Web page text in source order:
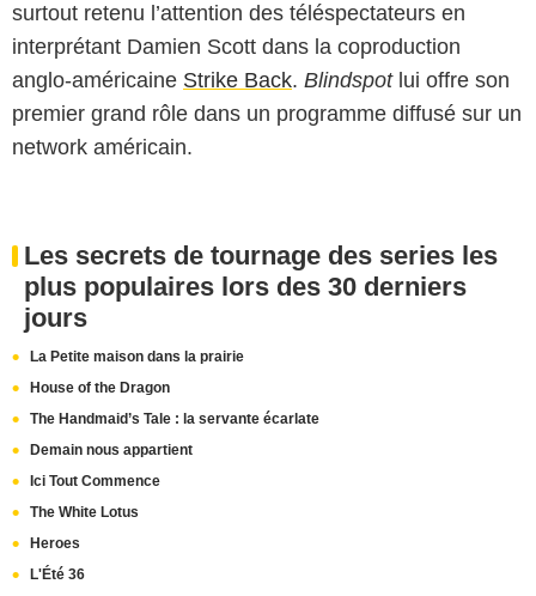
surtout retenu l’attention des téléspectateurs en
interprétant Damien Scott dans la coproduction
anglo-américaine Strike Back. Blindspotlui offre son
premier grand rôle dans un programme diffusé sur un
network américain.
Les secrets de tournage des series les
plus populaires lors des 30 derniers
jours
La Petite maison dans la prairie
House of the Dragon
The Handmaid’s Tale : la servante écarlate
Demain nous appartient
Ici Tout Commence
The White Lotus
Heroes
L'Été 36